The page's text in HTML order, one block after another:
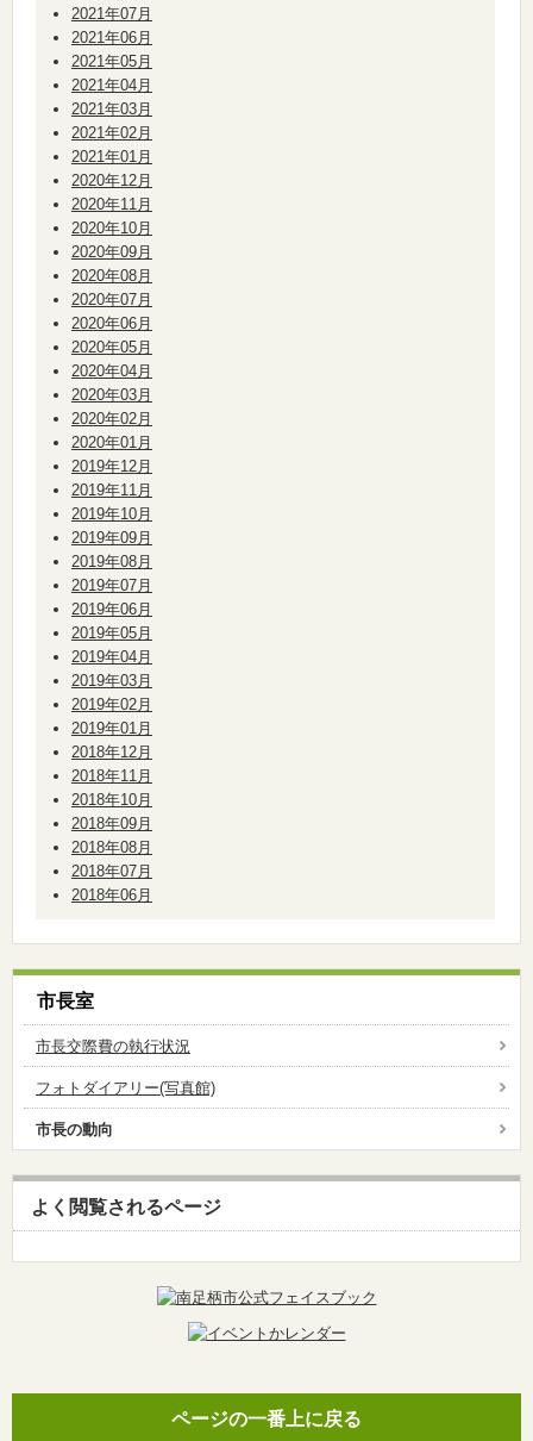
2021年07月
2021年06月
2021年05月
2021年04月
2021年03月
2021年02月
2021年01月
2020年12月
2020年11月
2020年10月
2020年09月
2020年08月
2020年07月
2020年06月
2020年05月
2020年04月
2020年03月
2020年02月
2020年01月
2019年12月
2019年11月
2019年10月
2019年09月
2019年08月
2019年07月
2019年06月
2019年05月
2019年04月
2019年03月
2019年02月
2019年01月
2018年12月
2018年11月
2018年10月
2018年09月
2018年08月
2018年07月
2018年06月
市長室
市長交際費の執行状況
フォトダイアリー(写真館)
市長の動向
よく閲覧されるページ
ページの一番上に戻る